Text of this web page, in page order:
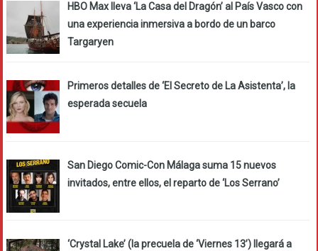
HBO Max lleva ‘La Casa del Dragón’ al País Vasco con
una experiencia inmersiva a bordo de un barco
Targaryen
Primeros detalles de ‘El Secreto de La Asistenta’, la
esperada secuela
San Diego Comic-Con Málaga suma 15 nuevos
invitados, entre ellos, el reparto de ‘Los Serrano’
‘Crystal Lake’ (la precuela de ‘Viernes 13’) llegará a